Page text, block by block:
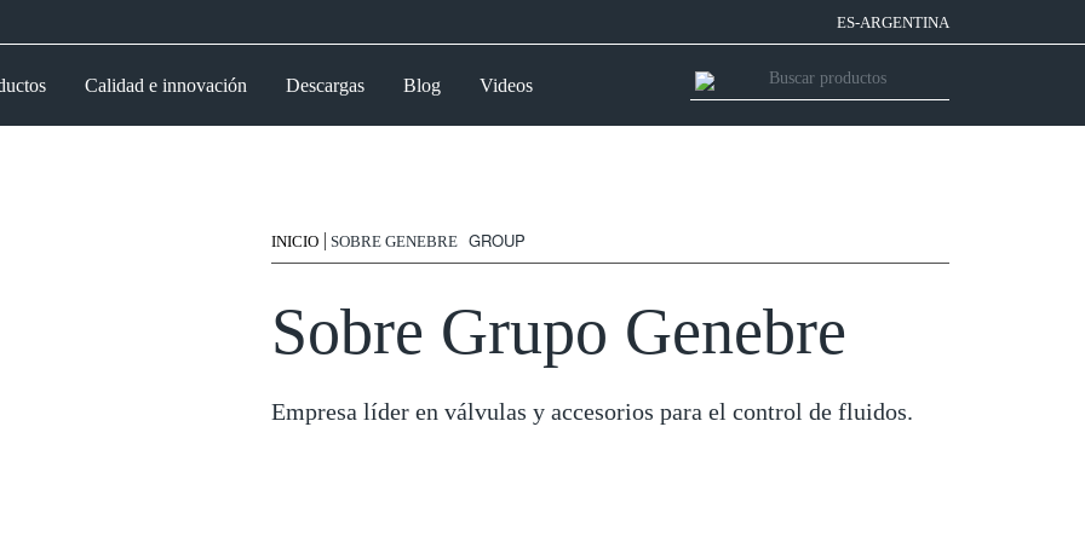
ES-ARGENTINA
Calidad e innovación Descargas Blog Videos
INICIO SOBRE GENEBRE GROUP
Sobre Grupo Genebre
Empresa líder en válvulas y accesorios para el control de fluidos.